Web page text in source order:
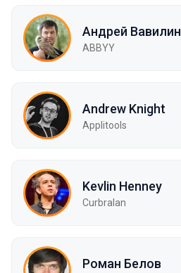
Андрей Вавилин
ABBYY
Andrew Knight
Applitools
Kevlin Henney
Curbralan
Роман Белов